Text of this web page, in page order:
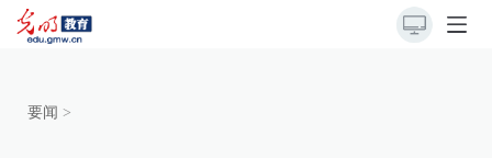
要闻 >